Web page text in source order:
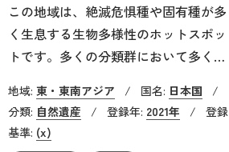
トの研究が国際的に続けられている貴
重な場所となっています。
この地域は、絶滅危惧種や固有種が多
く生息する生物多様性のホットスポッ
トです。多くの分類群において多くの
やノグチゲラなどの絶滅危惧種、中琉
球と南琉球に固有の種も多く見られま
す。また、アマミノクロウサギなどの
地域: 東・東南アジア / 国名: 日本国
/
分類: 自然遺産 / 登録年: 2021年 /
登録
基準: (x)